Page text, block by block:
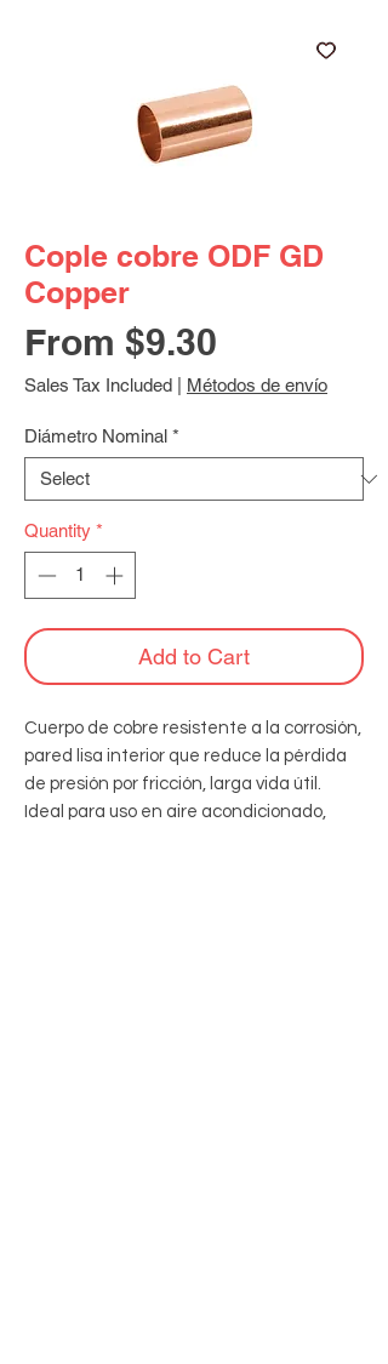
Cople cobre ODF GD
Copper
From $9.30
Price
Sales Tax Included Métodos de envío
Diámetro Nominal *
Quantity *
Add to Cart
Cuerpo de cobre resistente a la corrosión,
pared lisa interior que reduce la pérdida
de presión por fricción, larga vida útil.
Ideal para uso en aire acondicionado,